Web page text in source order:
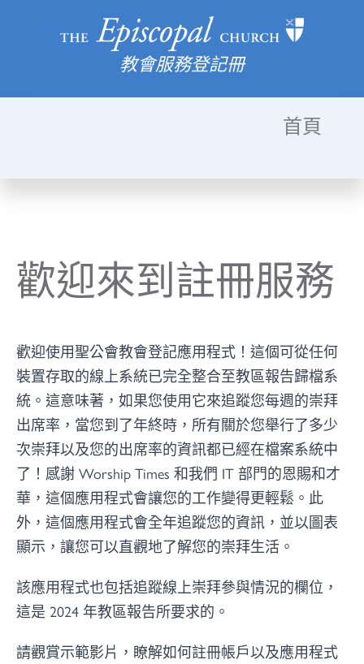
教會服務登記冊
首頁
歡迎來到註冊服務
歡迎使用聖公會教會登記應用程式！這個可從任何
裝置存取的線上系統已完全整合至教區報告歸檔系
統。這意味著，如果您使用它來追蹤您每週的崇拜
出席率，當您到了年終時，所有關於您舉行了多少
次崇拜以及您的出席率的資訊都已經在檔案系統中
了！感謝 Worship Times 和我們 IT 部門的恩賜和才
華，這個應用程式會讓您的工作變得更輕鬆。此
外，這個應用程式會全年追蹤您的資訊，並以圖表
顯示，讓您可以直觀地了解您的崇拜生活。
該應用程式也包括追蹤線上崇拜參與情況的欄位，
這是 2024 年教區報告所要求的。
請觀賞示範影片，瞭解如何註冊帳戶以及應用程式